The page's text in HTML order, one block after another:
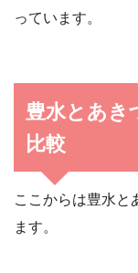
っています。
豊水とあき
比較
ここからは豊水と
ます。